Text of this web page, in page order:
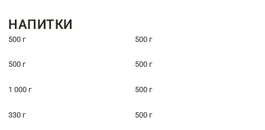
НАПИТКИ
500 г 500 г
500 г 500 г
1 000 г 500 г
330 г 500 г